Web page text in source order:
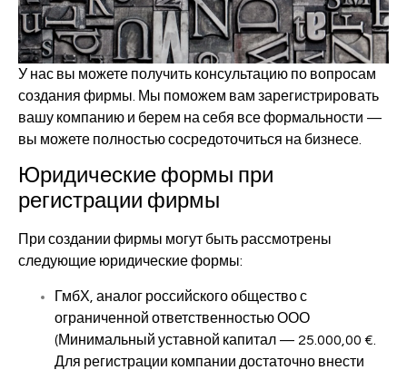
У нас вы можете получить консультацию по вопросам
создания фирмы. Мы поможем вам зарегистрировать
вашу компанию и берем на себя все формальности —
вы можете полностью сосредоточиться на бизнесе.
Юридические формы при
регистрации фирмы
При создании фирмы могут быть рассмотрены
следующие юридические формы:
ГмбХ, аналог российского общество с
ограниченной ответственностью ООО
(Минимальный уставной капитал — 25.000,00 €.
Для регистрации компании достаточно внести